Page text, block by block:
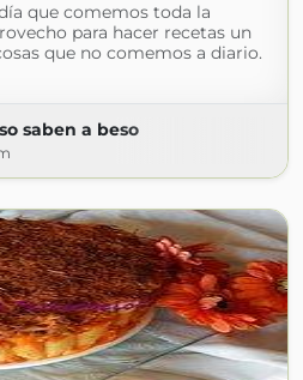
que comemos toda la
para hacer recetas un
que no comemos a diario.
saben a beso